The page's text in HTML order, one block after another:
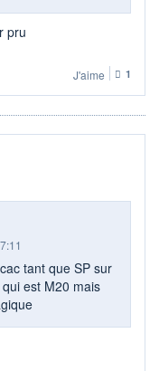
pru
J'aime 1
tant que SP sur
est M20 mais